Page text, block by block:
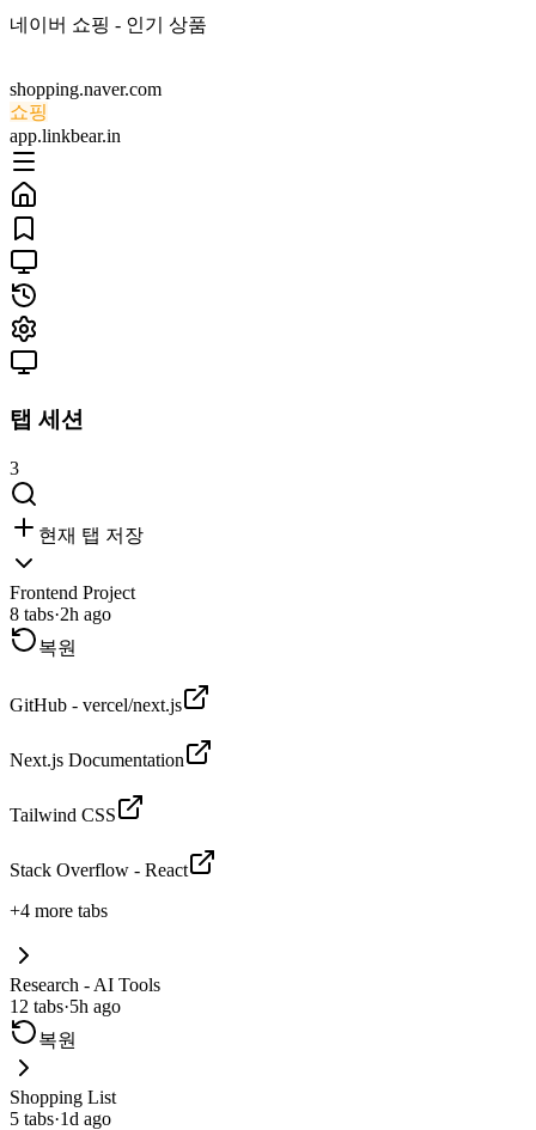
네이버 쇼핑 - 인기 상품
shopping.naver.com
쇼핑
app.linkbear.in
탭 세션
3
현재 탭 저장
Frontend Project
8 tabs·2h ago
복원
GitHub - vercel/next.js
Next.js Documentation
Tailwind CSS
Stack Overflow - React
+4 more tabs
Research - AI Tools
12 tabs·5h ago
복원
Shopping List
5 tabs·1d ago